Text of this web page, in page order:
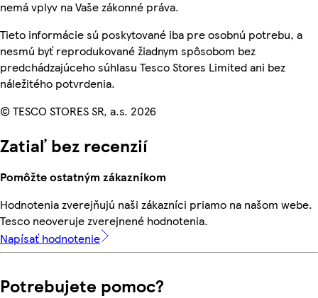
nemá vplyv na Vaše zákonné práva.
Tieto informácie sú poskytované iba pre osobnú potrebu, a
nesmú byť reprodukované žiadnym spôsobom bez
predchádzajúceho súhlasu Tesco Stores Limited ani bez
náležitého potvrdenia.
© TESCO STORES SR, a.s. 2026
Zatiaľ bez recenzií
Pomôžte ostatným zákazníkom
Hodnotenia zverejňujú naši zákazníci priamo na našom webe.
Tesco neoveruje zverejnené hodnotenia.
Napísať hodnotenie
Potrebujete pomoc?